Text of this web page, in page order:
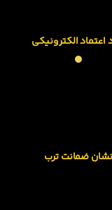
اعتماد الکترونیکی
نشان ضمانت ترب